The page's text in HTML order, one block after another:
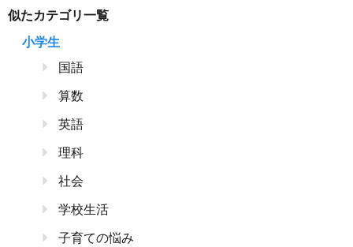
似たカテゴリ一覧
小学生
国語
算数
英語
理科
社会
学校生活
子育ての悩み